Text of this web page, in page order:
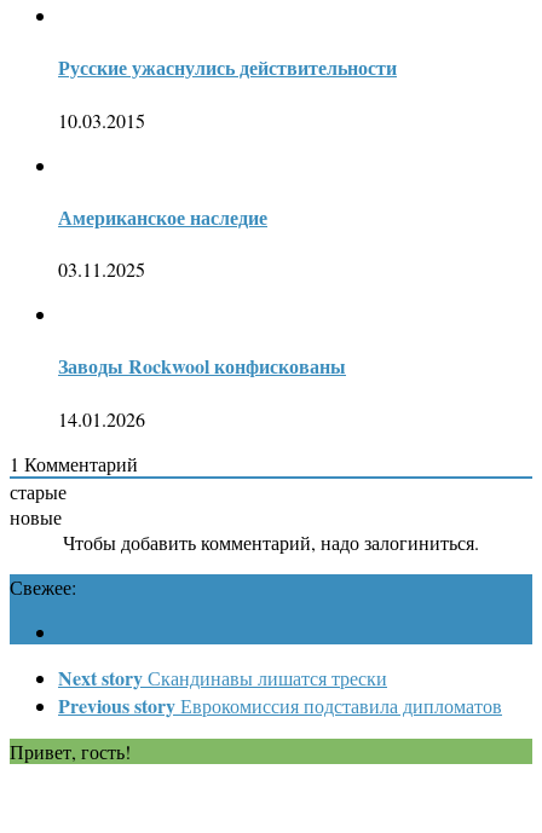
Русские ужаснулись действительности
10.03.2015
Американское наследие
03.11.2025
Заводы Rockwool конфискованы
14.01.2026
1 Комментарий
старые
новые
Чтобы добавить комментарий, надо залогиниться.
Свежее:
Next storyСкандинавы лишатся трески
Previous storyЕврокомиссия подставила дипломатов
Привет, гость!